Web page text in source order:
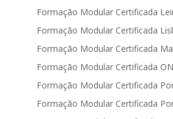
Formação Modular Certificada
Formação Modular Certificada
Formação Modular Certificada
Formação Modular Certificada
Formação Modular Certificada
Formação Modular Certificada